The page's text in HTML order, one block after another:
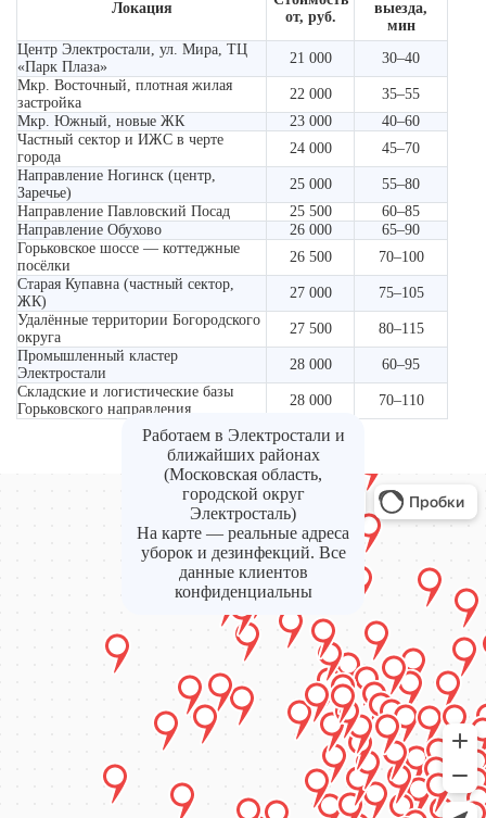
Локация
от, руб.
выезда,
мин
Центр Электростали, ул. Мира, ТЦ
«Парк Плаза»
21 000
30–40
Мкр. Восточный, плотная жилая
застройка
22 000
35–55
Мкр. Южный, новые ЖК
23 000
40–60
Частный сектор и ИЖС в черте
города
24 000
45–70
Направление Ногинск (центр,
Заречье)
25 000
55–80
Направление Павловский Посад
25 500
60–85
Направление Обухово
26 000
65–90
Горьковское шоссе — коттеджные
посёлки
26 500
70–100
Старая Купавна (частный сектор,
ЖК)
27 000
75–105
Удалённые территории Богородского
округа
27 500
80–115
Промышленный кластер
Электростали
28 000
60–95
Складские и логистические базы
Горьковского направления
28 000 70–110
Работаем в Электростали и
ближайших районах
(Московская область,
городской округ
Электросталь)
На карте — реальные адреса
уборок и дезинфекций. Все
данные клиентов
конфиденциальны